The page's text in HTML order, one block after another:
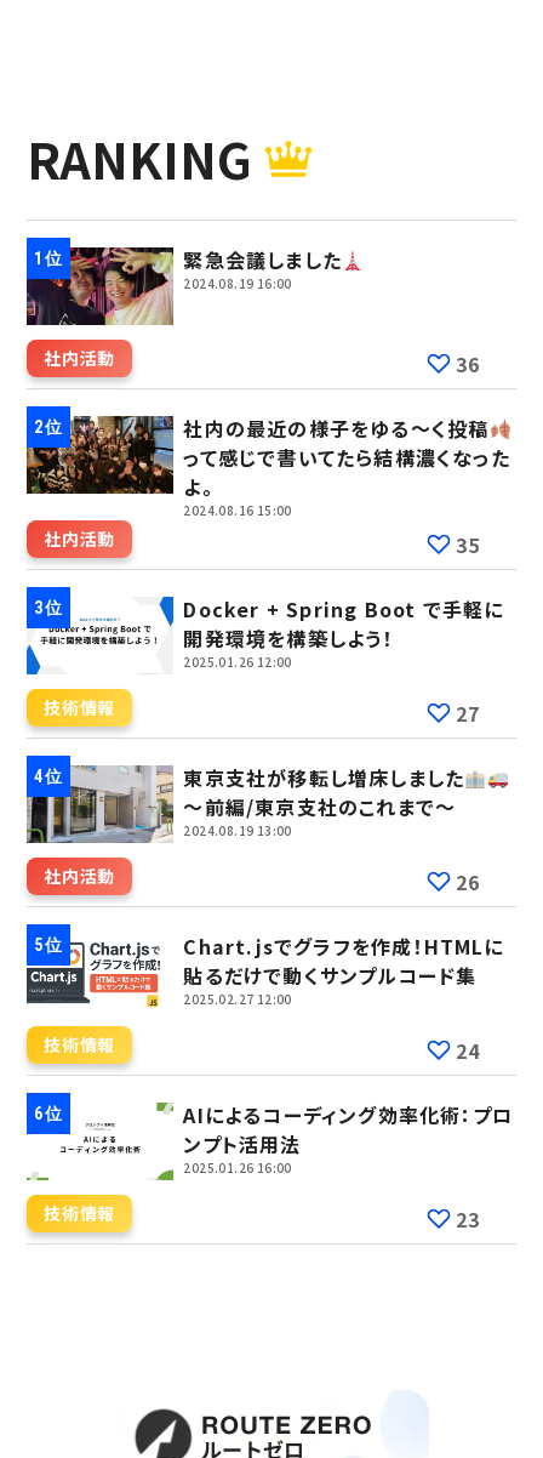
RANKING
緊急会議しました
2024.08.19 16:00
社内活動 36
社内の最近の様子をゆる～く投稿
って感じで書いてたら結構濃くなった
よ。
2024.08.16 15:00
社内活動 35
Docker + Spring Boot で手軽に
開発環境を構築しよう！
2025.01.26 12:00
技術情報 27
東京支社が移転し増床しました
～前編/東京支社のこれまで～
2024.08.19 13:00
社内活動 26
Chart.jsでグラフを作成！HTMLに
貼るだけで動くサンプルコード集
2025.02.27 12:00
技術情報 24
AIによるコーディング効率化術：プロ
ンプト活用法
2025.01.26 16:00
技術情報 23